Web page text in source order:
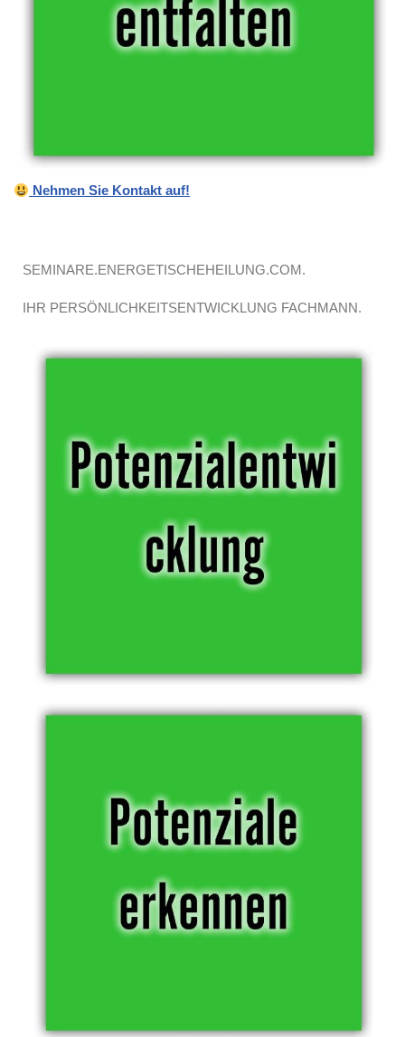
Nehmen Sie Kontakt auf!
SEMINARE.ENERGETISCHEHEILUNG.COM.
IHR PERSÖNLICHKEITSENTWICKLUNG FACHMANN.